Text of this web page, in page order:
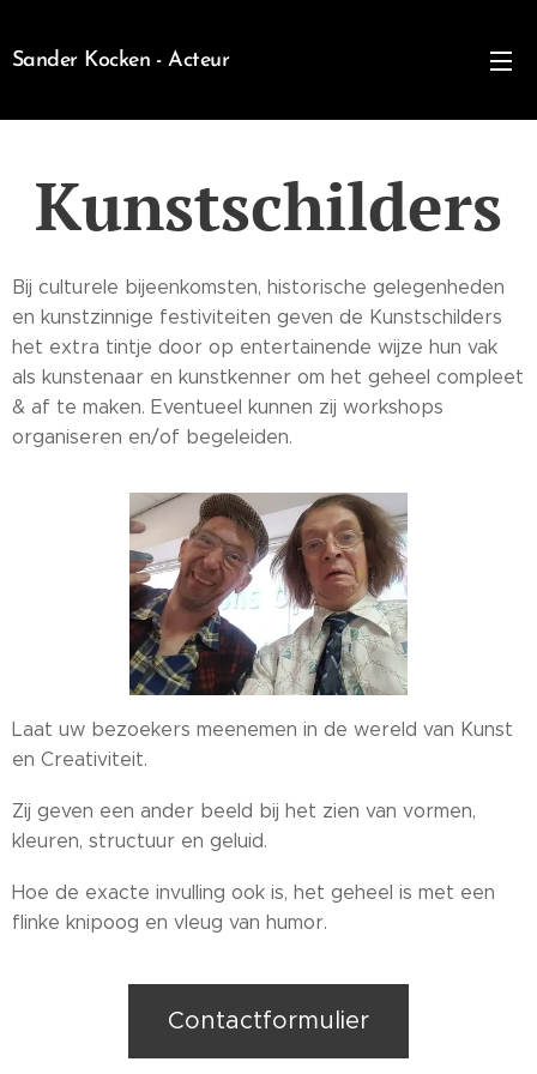
Sander Kocken - Acteur
Kunstschilders
Bij culturele bijeenkomsten, historische gelegenheden
en kunstzinnige festiviteiten geven de Kunstschilders
het extra tintje door op entertainende wijze hun vak
als kunstenaar en kunstkenner om het geheel compleet
& af te maken. Eventueel kunnen zij workshops
organiseren en/of begeleiden.
Laat uw bezoekers meenemen in de wereld van Kunst
en Creativiteit.
Zij geven een ander beeld bij het zien van vormen,
kleuren, structuur en geluid.
Hoe de exacte invulling ook is, het geheel is met een
flinke knipoog en vleug van humor.
Contactformulier